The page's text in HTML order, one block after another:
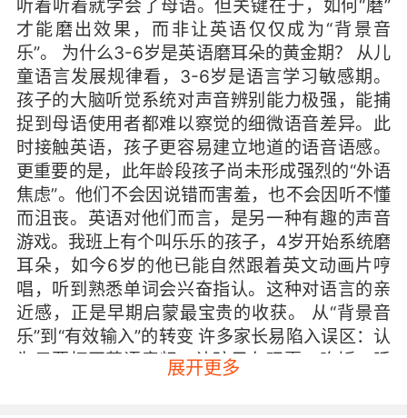
听着听着就学会了母语。但关键在于，如何“磨”
才能磨出效果，而非让英语仅仅成为“背景音
乐”。 为什么3-6岁是英语磨耳朵的黄金期？ 从儿
童语言发展规律看，3-6岁是语言学习敏感期。
孩子的大脑听觉系统对声音辨别能力极强，能捕
捉到母语使用者都难以察觉的细微语音差异。此
时接触英语，孩子更容易建立地道的语音语感。
更重要的是，此年龄段孩子尚未形成强烈的“外语
焦虑”。他们不会因说错而害羞，也不会因听不懂
而沮丧。英语对他们而言，是另一种有趣的声音
游戏。我班上有个叫乐乐的孩子，4岁开始系统磨
耳朵，如今6岁的他已能自然跟着英文动画片哼
唱，听到熟悉单词会兴奋指认。这种对语言的亲
近感，正是早期启蒙最宝贵的收获。 从“背景音
乐”到“有效输入”的转变 许多家长易陷入误区：认
为只要打开英语音频，让孩子在玩耍、吃饭、睡
觉时持续听着，就算完成“磨耳朵”任务。事实
展开更多